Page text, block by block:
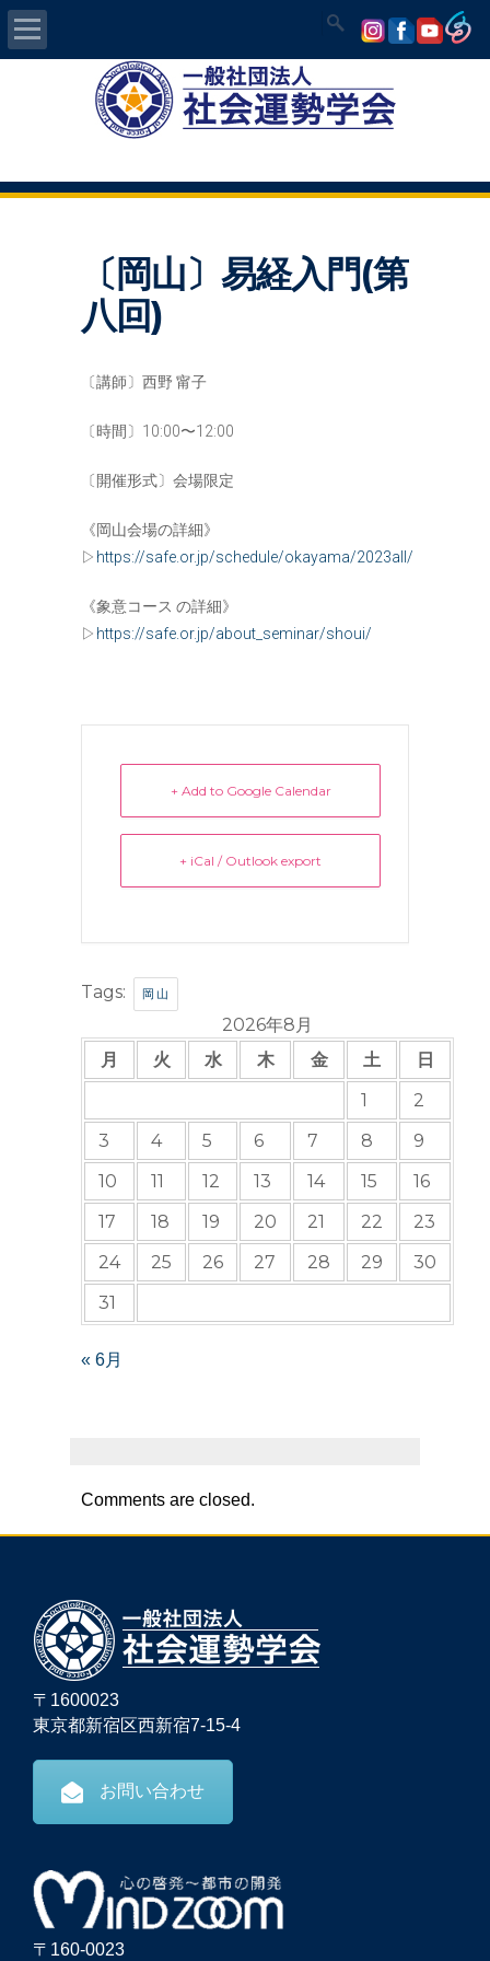
気学/易 セミナー
講師の紹介
入会について
開運MAPS
〔岡山〕易経入門(第
八回)
〔講師〕西野 甯子
〔時間〕10:00〜12:00
〔開催形式〕会場限定
《岡山会場の詳細》
▷ https://safe.or.jp/schedule/okayama/2023all/
《象意コース の詳細》
▷ https://safe.or.jp/about_seminar/shoui/
+ Add to Google Calendar
+ iCal / Outlook export
Tags: 岡山
2026年8月
月
火 水 木 金 土
日
1
2
3
4 5 6 7 8
9
10
11 12 13 14 15
16
17
18 19 20 21 22
23
24
25 26 27 28 29
30
31
« 6月
Comments are closed.
〒1600023
東京都新宿区西新宿7-15-4
お問い合わせ
〒160-0023